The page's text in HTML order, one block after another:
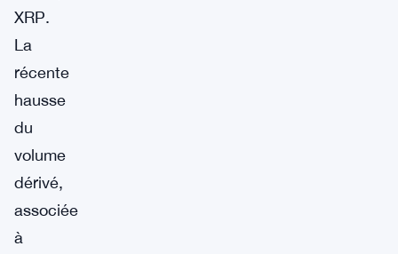
XRP.
La
récente
hausse
du
volume
dérivé,
associée
à